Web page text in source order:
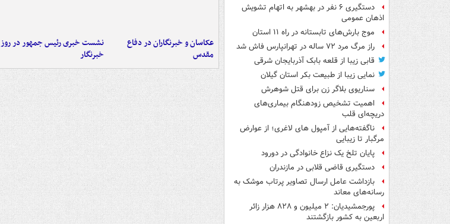
دستگیری ۶ نفر در بهشهر به اتهام تشویش
اذهان عمومی
موج بارش‌های تابستانه در راه ۱۱ استان
راز مرگ مرد ۷۲ ساله در تهرانپارس فاش شد
قابی زیبا از قلعه بابک آذربایجان شرقی
نمایی زیبا از طبیعت بکر استان گیلان
سناریوی بلاگر زن برای قتل شوهرش
اهمیت تشخیص زودهنگام بیماری‌های
دریچه‌ای قلب
ناگفته‌هایی از آمپول های لاغری؛ از عوارض
مرگبار تا زیبایی
پایان تلخ یک نزاع خانوادگی در دورود
دستگیری قاضی قلابی در مازندران
بازداشت عامل ارسال تصاویر پرتاب موشک به
رسانه‌های معاند
پورجمشیدیان: ۲ میلیون و ۸۲۸ هزار زائر
اربعین به کشور بازگشتند
عکاسان و خبرنگاران در دفاع
مقدس
نشست خبری رئیس جمهور در روز
خبرنگار